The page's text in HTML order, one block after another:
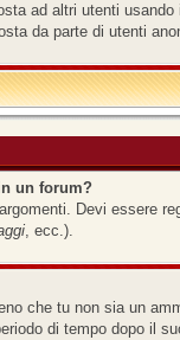
ad altri utenti
da parte di utenti
un forum?
Devi essere
, ecc.).
che tu non sia un
di tempo dopo il